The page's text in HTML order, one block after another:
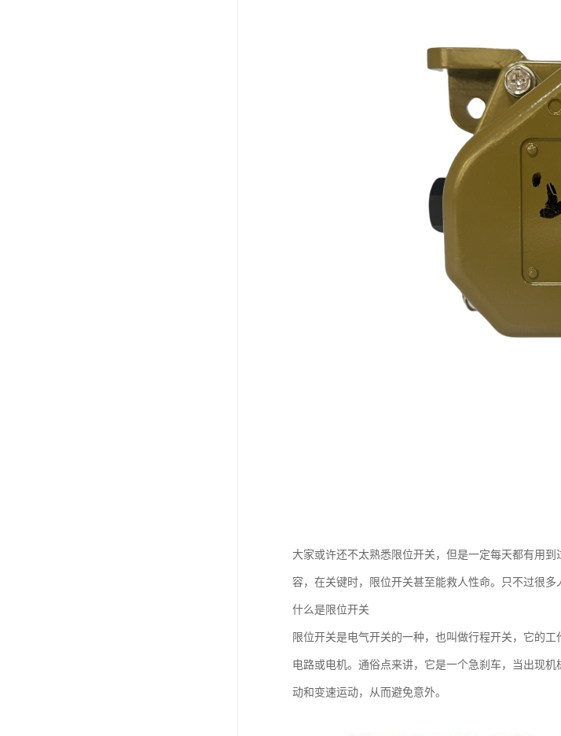
大家或许还不太熟悉限位开关，但是一定每天都有用
容，在关键时，限位开关甚至能救人性命。只不过很多
什么是限位开关
限位开关是电气开关的一种，也叫做行程开关，它的
电路或电机。通俗点来讲，它是一个急刹车，当出现
动和变速运动，从而避免意外。